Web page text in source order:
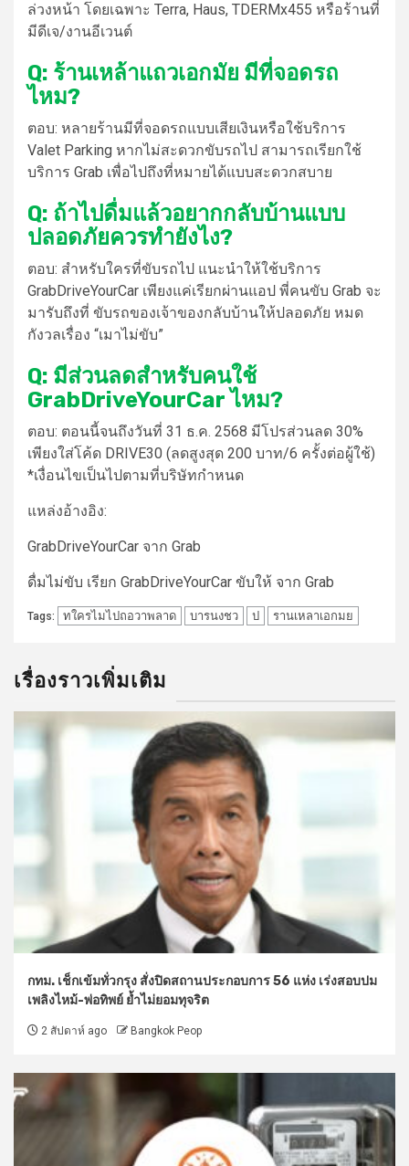
ล่วงหน้า โดยเฉพาะ Terra, Haus, TDERMx455 หรือร้านที่
มีดีเจ/งานอีเวนต์
Q: ร้านเหล้าแถวเอกมัย มีที่จอดรถ
ไหม?
ตอบ: หลายร้านมีที่จอดรถแบบเสียเงินหรือใช้บริการ
Valet Parking หากไม่สะดวกขับรถไป สามารถเรียกใช้
บริการ Grab เพื่อไปถึงที่หมายได้แบบสะดวกสบาย
Q: ถ้าไปดื่มแล้วอยากกลับบ้านแบบ
ปลอดภัยควรทำยังไง?
ตอบ: สำหรับใครที่ขับรถไป แนะนำให้ใช้บริการ
GrabDriveYourCar เพียงแค่เรียกผ่านแอป พี่คนขับ Grab จะ
มารับถึงที่ ขับรถของเจ้าของกลับบ้านให้ปลอดภัย หมด
กังวลเรื่อง “เมาไม่ขับ”
Q: มีส่วนลดสำหรับคนใช้
GrabDriveYourCar ไหม?
ตอบ: ตอนนี้จนถึงวันที่ 31 ธ.ค. 2568 มีโปรส่วนลด 30%
เพียงใส่โค้ด DRIVE30 (ลดสูงสุด 200 บาท/6 ครั้งต่อผู้ใช้)
*เงื่อนไขเป็นไปตามที่บริษัทกำหนด
แหล่งอ้างอิง:
GrabDriveYourCar จาก Grab
ดื่มไม่ขับ เรียก GrabDriveYourCar ขับให้ จาก Grab
Tags: ทใครไมไปถอวาพลาด บารนงชว ป รานเหลาเอกมย
เรื่องราวเพิ่มเติม
กทม. เช็กเข้มทั่วกรุง สั่งปิดสถานประกอบการ 56 แห่ง เร่งสอบปม
เพลิงไหม้-พ่อทิพย์ ย้ำไม่ยอมทุจริต
2 สัปดาห์ ago Bangkok Peop